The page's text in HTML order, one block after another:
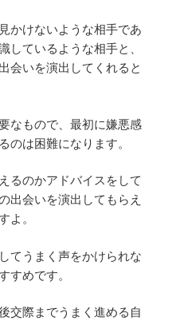
かけないような相手であ
しているような相手と、
会いを演出してくれると
なもので、最初に嫌悪感
のは困難になります。
るのかアドバイスをして
出会いを演出してもらえ
よ。
てうまく声をかけられな
すめです。
交際までうまく進める自